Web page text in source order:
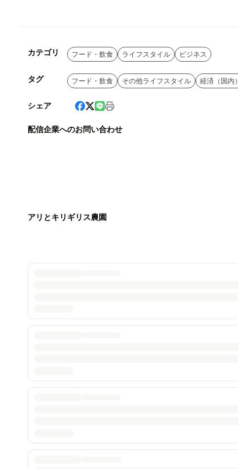
カテゴリ フード・飲食 ライフスタイル ビジネス
タグ フード・飲食 その他ライフスタイル 経済（国内）
シェア
配信企業へのお問い合わせ
アリとキリギリス農園